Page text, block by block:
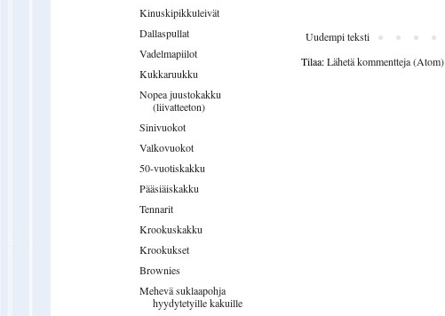
Uudempi teksti
Tilaa:Lähetä kommentteja (Atom)
Kinuskipikkuleivät
Dallaspullat
Vadelmapiilot
Kukkaruukku
Nopea juustokakku
(liivatteeton)
Sinivuokot
Valkovuokot
50-vuotiskakku
Pääsiäiskakku
Tennarit
Krookuskakku
Krookukset
Brownies
Mehevä suklaapohja
hyydytetyille kakuille